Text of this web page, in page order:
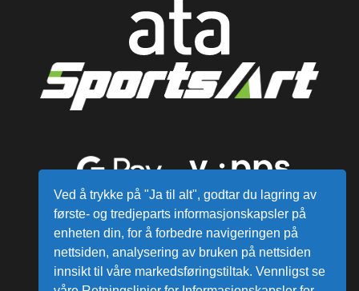
Ved å trykke på "Ja til alt", godtar du lagring av
første- og tredjeparts informasjonskapsler på
enheten din, for å forbedre navigeringen på
nettsiden, analysering av bruken på nettsiden
innsikt til våre markedsføringstiltak. Vennligst se